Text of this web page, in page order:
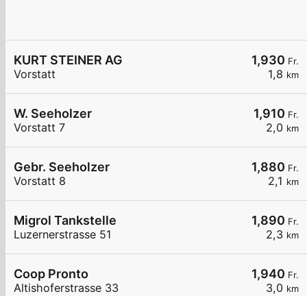
1,930 Fr.
1,8 km
KURT STEINER AG
Vorstatt
1,910 Fr.
2,0 km
W. Seeholzer
Vorstatt 7
1,880 Fr.
2,1 km
Gebr. Seeholzer
Vorstatt 8
1,890 Fr.
2,3 km
Migrol Tankstelle
Luzernerstrasse 51
1,940 Fr.
3,0 km
Coop Pronto
Altishoferstrasse 33